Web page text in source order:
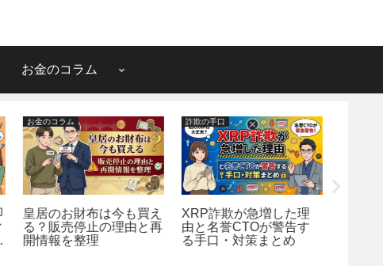
お金のコラム
お金のコラム
皇居のお財布は今も買え
る？販売停止の理由と再
開情報を整理
詐欺の手口
XRP詐欺が急増した理
由と名誉CTOが警告す
る手口・対策まとめ